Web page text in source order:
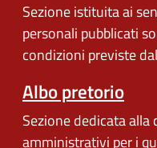
Sezione istituita ai
personali pubblicati
condizioni previste
Albo pretorio
Sezione dedicata
amministrativi per i